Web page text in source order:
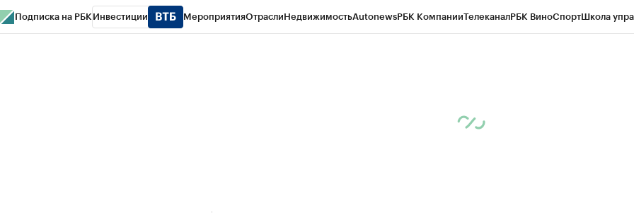
Подписка на РБК Инвестиции МероприятияОтраслиНедвижимостьAutonewsРБК КомпанииТелеканалРБК ВиноСпортШкола